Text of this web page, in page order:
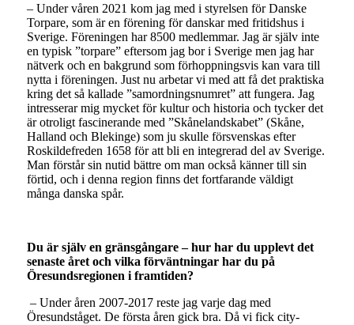
– Under våren 2021 kom jag med i styrelsen för Danske
Torpare, som är en förening för danskar med fritidshus i
Sverige. Föreningen har 8500 medlemmar. Jag är själv inte
en typisk ”torpare” eftersom jag bor i Sverige men jag har
nätverk och en bakgrund som förhoppningsvis kan vara till
nytta i föreningen. Just nu arbetar vi med att få det praktiska
kring det så kallade ”samordningsnumret” att fungera. Jag
intresserar mig mycket för kultur och historia och tycker det
är otroligt fascinerande med ”Skånelandskabet” (Skåne,
Halland och Blekinge) som ju skulle försvenskas efter
Roskildefreden 1658 för att bli en integrerad del av Sverige.
Man förstår sin nutid bättre om man också känner till sin
förtid, och i denna region finns det fortfarande väldigt
många danska spår.
Du är själv en gränsgångare – hur har du upplevt det
senaste året och vilka förväntningar har du på
Öresundsregionen i framtiden?
– Under åren 2007-2017 reste jag varje dag med
Öresundståget. De första åren gick bra. Då vi fick city-